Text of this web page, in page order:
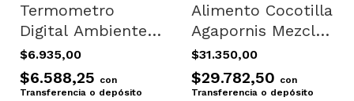
Termometro
Digital Ambiente
Terrario Reptiles
Araña Tortuga
$6.935,00
$6.588,25 con
Transferencia o depósito
Alimento Cocotilla
Agapornis Mezcla
Especial Upet X 6
Marrón Claro
$31.350,00
$29.782,50 con
Transferencia o depósito